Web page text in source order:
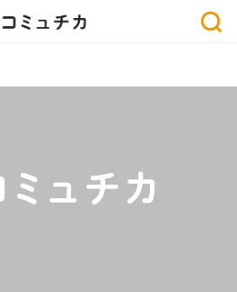
になっている場合がございます。おでかけ、または
ください。